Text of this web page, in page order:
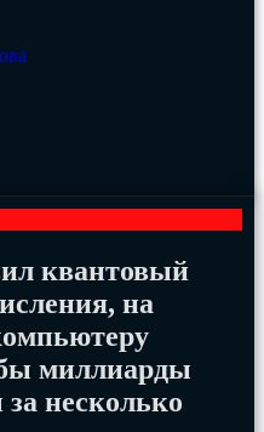
квантовый
на
миллиарды
несколько